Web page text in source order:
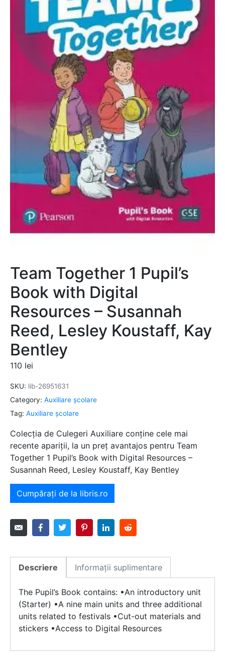
Team Together 1 Pupil’s
Book with Digital
Resources – Susannah
Reed, Lesley Koustaff, Kay
Bentley
110 lei
SKU: lib-26951631
Category: Auxiliare şcolare
Tag: Auxiliare şcolare
Colecția de Culegeri Auxiliare conține cele mai
recente apariții, la un preț avantajos pentru Team
Together 1 Pupil’s Book with Digital Resources –
Susannah Reed, Lesley Koustaff, Kay Bentley
Cumpărați de la libris.ro
Descriere Informații suplimentare
The Pupil’s Book contains: •An introductory unit
(Starter) •A nine main units and three additional
units related to festivals •Cut-out materials and
stickers •Access to Digital Resources